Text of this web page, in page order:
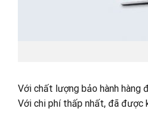
Với chất lượng bảo hành hàng
Với chi phí thấp nhất, đã được